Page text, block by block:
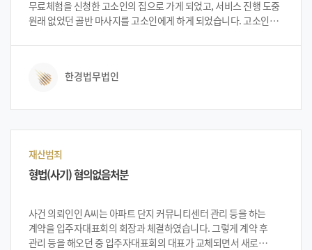
무료체험을 신청한 고소인의 집으로 가게 되었고, 서비스 진행 도중
원래 없었던 골반 마사지를 고소인에게 하게 되었습니다. 고소인은
강제추행 혐의로 입건되었습니다. 입건된 후 의뢰인은 법무법인
변호인단으로부터 상황의 긴급성 및 중요성 설명을 들은 뒤
한경법무법인
재산범죄
형법(사기) 혐의없음처분
사건 의뢰인인 A씨는 아파트 단지 커뮤니티센터 관리 등을 하는
계약을 입주자대표회의 회장과 체결하였습니다. 그렇게 계약 후
관리 등을 해오던 중 입주자대표회의 대표가 교체되면서 새로